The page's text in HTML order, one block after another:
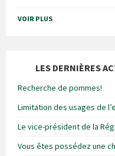
VOIR PLUS
LES DERNIÈRES
Recherche de pommes!
Limitation des usages de
Le vice-président de la
Vous êtes possédez une